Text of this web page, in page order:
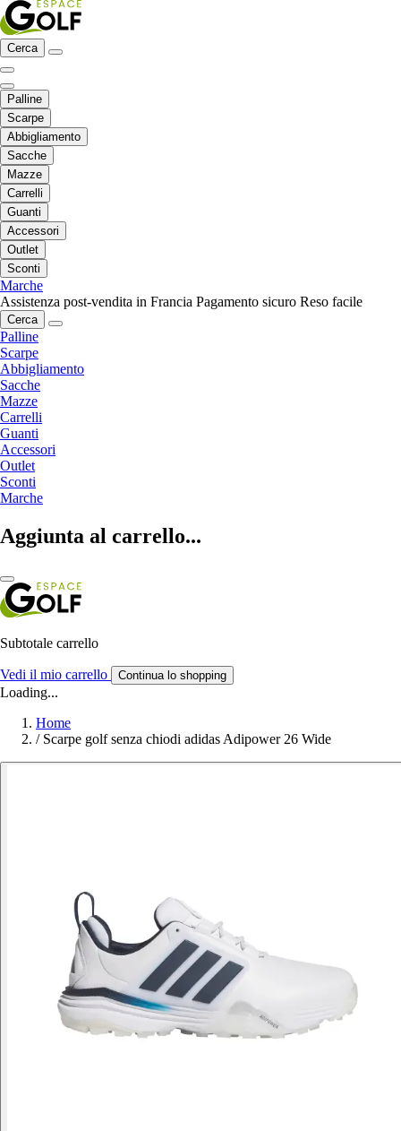
Cerca
Palline
Scarpe
Abbigliamento
Sacche
Mazze
Carrelli
Guanti
Accessori
Outlet
Sconti
Marche
Assistenza post-vendita in Francia Pagamento sicuro Reso facile
Cerca
Palline
Scarpe
Abbigliamento
Sacche
Mazze
Carrelli
Guanti
Accessori
Outlet
Sconti
Marche
Aggiunta al carrello...
Subtotale carrello
Vedi il mio carrello Continua lo shopping
Loading...
Home
/ Scarpe golf senza chiodi adidas Adipower 26 Wide